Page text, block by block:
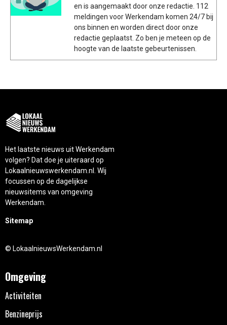
en is aangemaakt door onze redactie. 112
meldingen voor Werkendam komen 24/7 bij
ons binnen en worden direct door onze
redactie geplaatst. Zo ben je meteen op de
hoogte van de laatste gebeurtenissen.
Het laatste nieuws uit Werkendam
volgen? Dat doe je uiteraard op
Lokaalnieuwswerkendam.nl. Wij
focussen op de dagelijkse
nieuwsitems van omgeving
Werkendam.
Sitemap
© LokaalnieuwsWerkendam.nl
Omgeving
Activiteiten
Benzineprijs